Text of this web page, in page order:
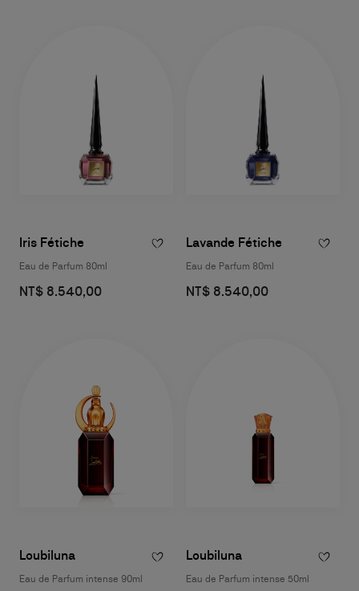
Iris Fétiche
Eau de Parfum 80ml
NT$ 8.540,00
Lavande Fétiche
Eau de Parfum 80ml
NT$ 8.540,00
Loubiluna
Eau de Parfum intense 90ml
Loubiluna
Eau de Parfum intense 50ml